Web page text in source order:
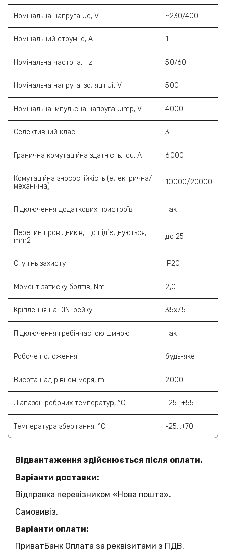
Номінальна напруга Ue, V ~230/400
Номінальний струм Ie, A 1
Номінальна частота, Hz 50/60
Номінальна напруга ізоляції Ui, V 500
Номінальна імпульсна напруга Uimp, V 4000
Селективний клас 3
Гранична комутаційна здатність, Icu, A 6000
Комутаційна зносостійкість (електрична/
механічна)
10000/20000
Підключення додаткових пристроїв так
Перетин провідників, що під`єднуються,
mm2
до 25
Ступінь захисту ІР20
Момент затиску болтів, Nm 2,0
Кріплення на DIN-рейку 35х7.5
Підключення гребінчастою шиною так
Робоче положення будь-яке
Висота над рівнем моря, m 2000
Діапазон робочих температур, °C -25…+55
Температура зберігання, °C -25…+70
Відвантаження здійснюється після оплати.
Варіанти доставки:
Відправка перевізником «Нова пошта».
Самовивіз.
Варіанти оплати:
ПриватБанк Оплата за реквізитами з ПДВ.